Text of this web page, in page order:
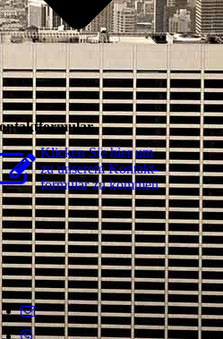
Klicken Sie hier um
zu unserem Kon­takt­
for­mu­lar zu kommen